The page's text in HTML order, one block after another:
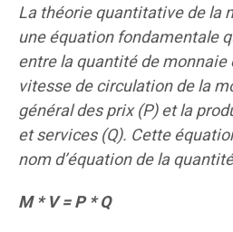
La théorie quantitative de la
une équation fondamentale
entre la quantité de
vitesse de circulation de la
général des prix (P) et la
et services (Q). Cette
nom d’équation de la
M * V = P * Q